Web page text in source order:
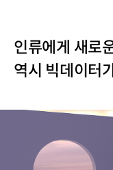
인류에게 새로
역시 빅데이터